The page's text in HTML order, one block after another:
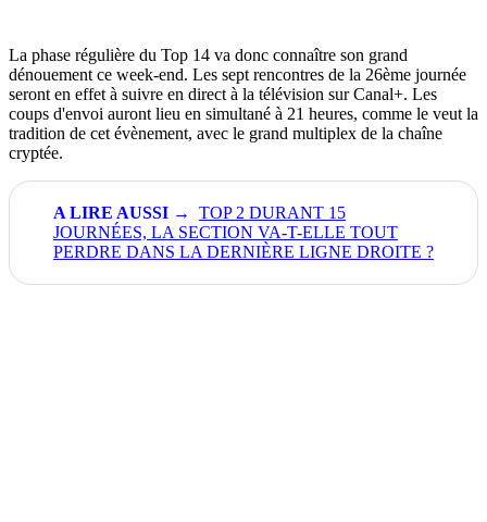
La phase régulière du Top 14 va donc connaître son grand
dénouement ce week-end. Les sept rencontres de la 26ème journée
seront en effet à suivre en direct à la télévision sur Canal+. Les
coups d'envoi auront lieu en simultané à 21 heures, comme le veut la
tradition de cet évènement, avec le grand multiplex de la chaîne
cryptée.
TOP 2 DURANT 15
JOURNÉES, LA SECTION VA-T-ELLE TOUT
PERDRE DANS LA DERNIÈRE LIGNE DROITE ?